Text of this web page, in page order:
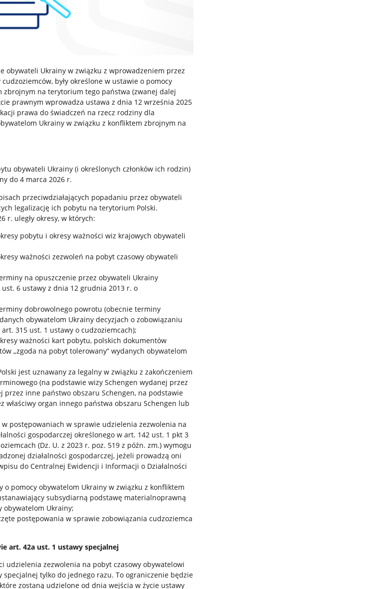
obywateli Ukrainy w związku z wprowadzeniem przez
były określone w ustawie o pomocy
zbrojnym na terytorium tego państwa (zwanej dalej
prawnym wprowadza ustawa z dnia 12 września 2025
prawa do świadczeń na rzecz rodziny dla
Ukrainy w związku z konfliktem zbrojnym na
obywateli Ukrainy (i określonych członków ich rodzin)
do 4 marca 2026 r.
przeciwdziałających popadaniu przez obywateli
legalizację ich pobytu na terytorium Polski.
r. uległy okresy, w których:
pobytu i okresy ważności wiz krajowych obywateli
ważności zezwoleń na pobyt czasowy obywateli
na opuszczenie przez obywateli Ukrainy
6 ustawy z dnia 12 grudnia 2013 r. o
dobrowolnego powrotu (obecnie terminy
obywatelom Ukrainy decyzjach o zobowiązaniu
315 ust. 1 ustawy o cudzoziemcach);
ważności kart pobytu, polskich dokumentów
„zgoda na pobyt tolerowany” wydanych obywatelom
jest uznawany za legalny w związku z zakończeniem
(na podstawie wizy Schengen wydanej przez
przez inne państwo obszaru Schengen, na podstawie
właściwy organ innego państwa obszaru Schengen lub
postępowaniach w sprawie udzielenia zezwolenia na
gospodarczej określonego w art. 142 ust. 1 pkt 3
(Dz. U. z 2023 r. poz. 519 z późn. zm.) wymogu
działalności gospodarczej, jeżeli prowadzą oni
do Centralnej Ewidencji i Informacji o Działalności
pomocy obywatelom Ukrainy w związku z konfliktem
subsydiarną podstawę materialnoprawną
obywatelom Ukrainy;
postępowania w sprawie zobowiązania cudzoziemca
art. 42a ust. 1 ustawy specjalnej
udzielenia zezwolenia na pobyt czasowy obywatelowi
tylko do jednego razu. To ograniczenie będzie
zostaną udzielone od dnia wejścia w życie ustawy